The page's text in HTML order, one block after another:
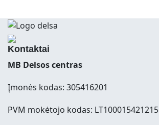
Kontaktai
MB Delsos centras
Įmonės kodas: 305416201
PVM mokėtojo kodas: LT100015421215